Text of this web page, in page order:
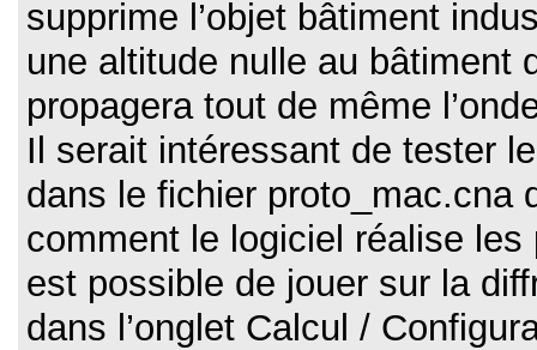
supprime l’objet bâtiment
une altitude nulle au bâtiment
propagera tout de même
Il serait intéressant de tester
dans le fichier proto_mac.cna
comment le logiciel réalise
est possible de jouer sur la
dans l’onglet Calcul /